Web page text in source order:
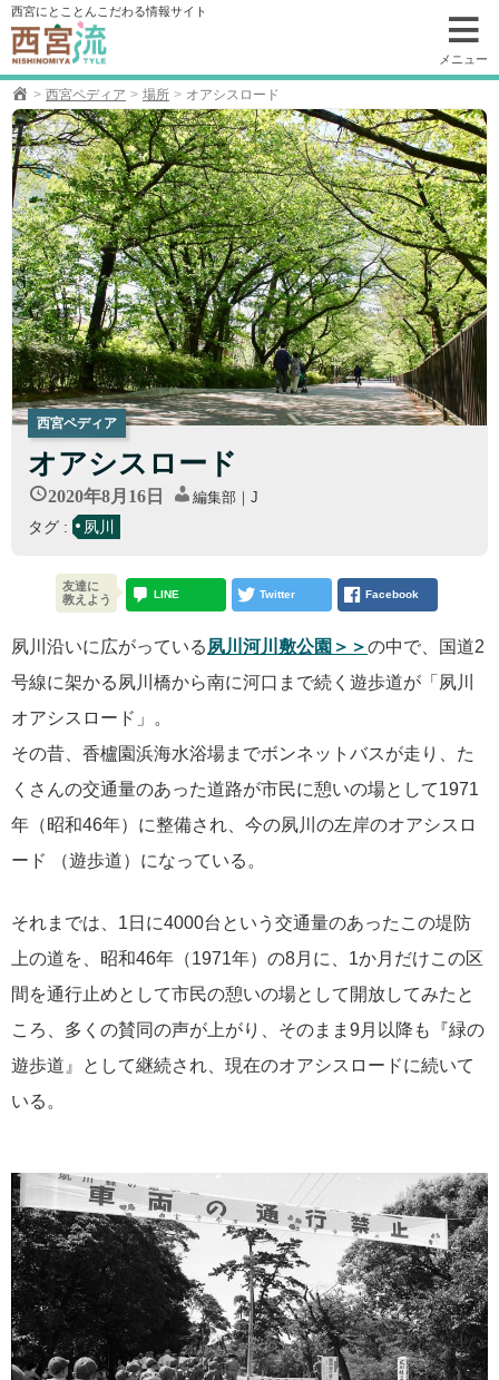
コ
ン
テ
ン
ツ
へ
移
動
西宮にとことんこだわる情報サイト
メニュー
西宮ペディア 場所 オアシスロード
西宮ペディア
オアシスロード
2020年8月16日 編集部｜J
タグ : 夙川
夙川沿いに広がっている 夙川河川敷公園＞＞の中で、国道2
号線に架かる夙川橋から南に河口まで続く遊歩道が「夙川
オアシスロード」。
その昔、香櫨園浜海水浴場までボンネットバスが走り、た
くさんの交通量のあった道路が市民に憩いの場として1971
年（昭和46年）に整備され、今の夙川の左岸のオアシスロ
ード （遊歩道）になっている。
それまでは、1日に4000台という交通量のあったこの堤防
上の道を、昭和46年（1971年）の8月に、1か月だけこの区
間を通行止めとして市民の憩いの場として開放してみたと
ころ、多くの賛同の声が上がり、そのまま9月以降も『緑の
遊歩道』として継続され、現在のオアシスロードに続いて
いる。
友達に
教えよう
LINE Twitter Facebook